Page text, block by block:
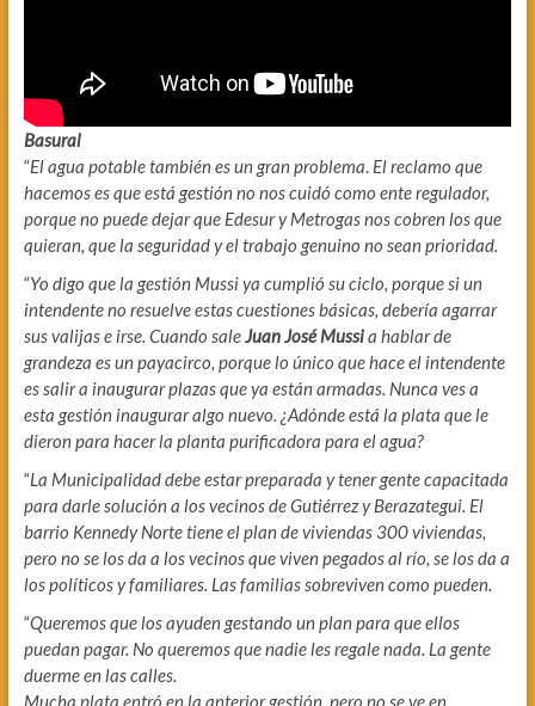
Basural
“El agua potable también es un gran problema. El reclamo que
hacemos es que está gestión no nos cuidó como ente regulador,
porque no puede dejar que Edesur y Metrogas nos cobren los que
quieran, que la seguridad y el trabajo genuino no sean prioridad.
“Yo digo que la gestión Mussi ya cumplió su ciclo, porque si un
intendente no resuelve estas cuestiones básicas, debería agarrar
sus valijas e irse. Cuando saleJuan José Mussia hablar de
grandeza es un payacirco, porque lo único que hace el intendente
es salir a inaugurar plazas que ya están armadas. Nunca ves a
esta gestión inaugurar algo nuevo. ¿Adónde está la plata que le
dieron para hacer la planta purificadora para el agua?
“La Municipalidad debe estar preparada y tener gente capacitada
para darle solución a los vecinos de Gutiérrez y Berazategui. El
barrio Kennedy Norte tiene el plan de viviendas 300 viviendas,
pero no se los da a los vecinos que viven pegados al río, se los da a
los políticos y familiares. Las familias sobreviven como pueden.
“Queremos que los ayuden gestando un plan para que ellos
puedan pagar. No queremos que nadie les regale nada. La gente
duerme en las calles.
Mucha plata entró en la anterior gestión, pero no se ve en